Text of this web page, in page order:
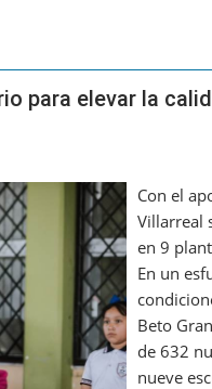
para elevar la
Con el
Villarreal
en 9
En un
Beto
de 632
nueve